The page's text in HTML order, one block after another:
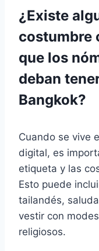
¿Existe
costumbre
que los
deban
Bangkok?
Cuando se vive
digital, es
etiqueta y las
Esto puede
tailandés,
vestir con
religiosos.